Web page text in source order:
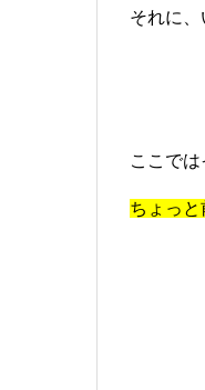
それに、
ここで
ちょっ